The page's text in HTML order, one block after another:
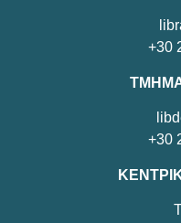
+30
+30